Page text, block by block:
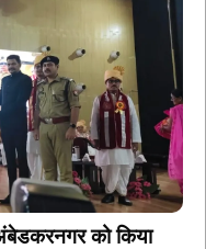
को किया